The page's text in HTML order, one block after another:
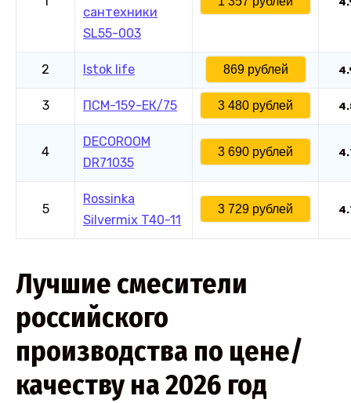
сантехники
SL55-003
2 Istok life 869 рублей
3 ПСМ-159-ЕК/75 3 480 рублей
4
DECOROOM
DR71035
3 690 рублей
5
Rossinka
Silvermix T40-11
3 729 рублей
Лучшие смесители
российского
производства по цене/
качеству на 2026 год